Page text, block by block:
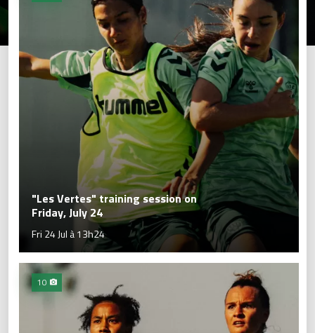
"Les Vertes" training session on
Friday, July 24
Fri 24 Jul à 13h24
10